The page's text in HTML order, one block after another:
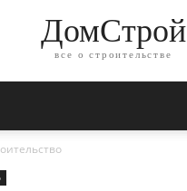
ДомСтрой
все о строительстве